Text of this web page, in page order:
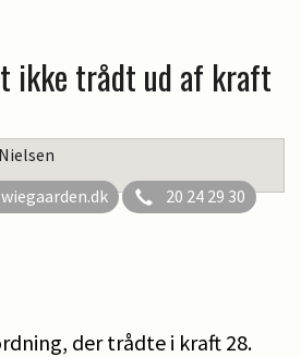
ikke trådt ud af kraft
20 24 29 30
der trådte i kraft 28.